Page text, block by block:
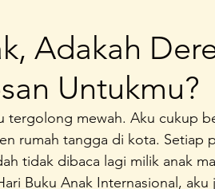
Parenting Cloud 9
Inspirasi Foundation Ibu
Adakah
Untukmu?
tergolong mewah. Aku cukup
rumah tangga di kota. Setiap
tidak dibaca lagi milik anak
Buku Anak Internasional, aku